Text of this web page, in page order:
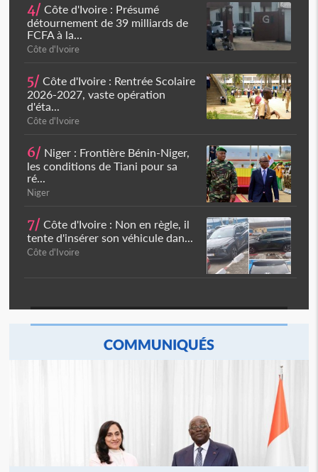
4/ Côte d'Ivoire : Présumé
détournement de 39 milliards de
FCFA à la...
Côte d'Ivoire
5/ Côte d'Ivoire : Rentrée Scolaire
2026-2027, vaste opération
d'éta...
Côte d'Ivoire
6/ Niger : Frontière Bénin-Niger,
les conditions de Tiani pour sa
ré...
Niger
7/ Côte d'Ivoire : Non en règle, il
tente d'insérer son véhicule dan...
Côte d'Ivoire
COMMUNIQUÉS